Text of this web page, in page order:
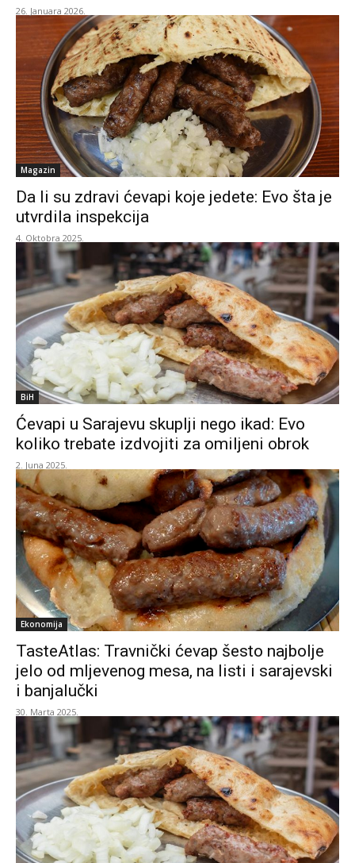
26. Januara 2026.
Magazin
Da li su zdravi ćevapi koje jedete: Evo šta je
utvrdila inspekcija
4. Oktobra 2025.
BiH
Ćevapi u Sarajevu skuplji nego ikad: Evo
koliko trebate izdvojiti za omiljeni obrok
2. Juna 2025.
Ekonomija
TasteAtlas: Travnički ćevap šesto najbolje
jelo od mljevenog mesa, na listi i sarajevski
i banjalučki
30. Marta 2025.